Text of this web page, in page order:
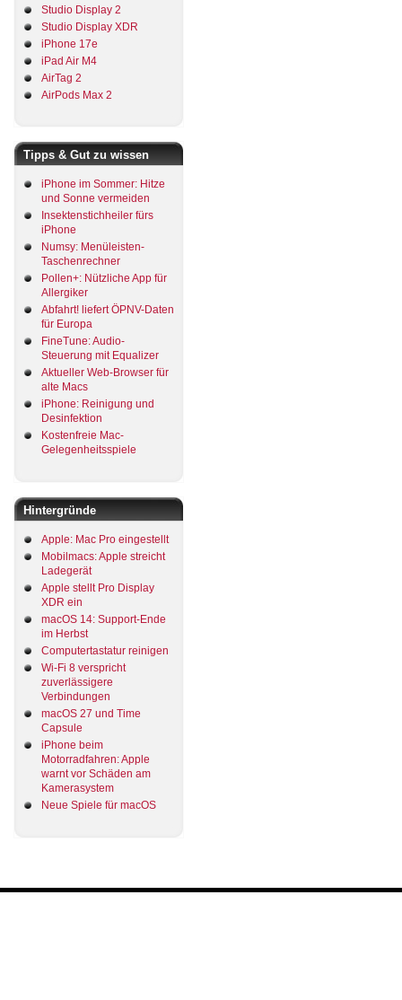
Studio Display 2
Studio Display XDR
iPhone 17e
iPad Air M4
AirTag 2
AirPods Max 2
Tipps & Gut zu wissen
iPhone im Sommer: Hitze
und Sonne vermeiden
Insektenstichheiler fürs
iPhone
Numsy: Menüleisten-
Taschenrechner
Pollen+: Nützliche App für
Allergiker
Abfahrt! liefert ÖPNV-Daten
für Europa
FineTune: Audio-
Steuerung mit Equalizer
Aktueller Web-Browser für
alte Macs
iPhone: Reinigung und
Desinfektion
Kostenfreie Mac-
Gelegenheitsspiele
Hintergründe
Apple: Mac Pro eingestellt
Mobilmacs: Apple streicht
Ladegerät
Apple stellt Pro Display
XDR ein
macOS 14: Support-Ende
im Herbst
Computertastatur reinigen
Wi-Fi 8 verspricht
zuverlässigere
Verbindungen
macOS 27 und Time
Capsule
iPhone beim
Motorradfahren: Apple
warnt vor Schäden am
Kamerasystem
Neue Spiele für macOS